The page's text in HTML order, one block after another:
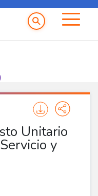
principal
Unitario
y